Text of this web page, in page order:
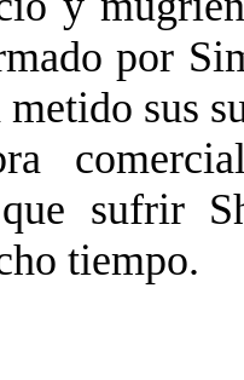
por
sus
sufrir
tiempo.